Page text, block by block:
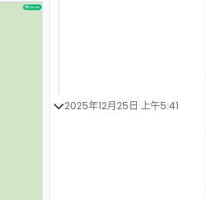
2025年12月25日 上午5:41